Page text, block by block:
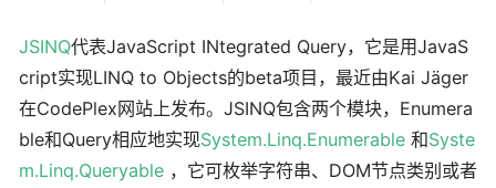
JSINQ代表JavaScript INtegrated Query，它是用JavaS
cript实现LINQ to Objects的beta项目，最近由Kai Jäger
在CodePlex网站上发布。JSINQ包含两个模块，Enumera
ble和Query相应地实现System.Linq.Enumerable 和Syste
m.Linq.Queryable ，它可枚举字符串、DOM节点类别或者